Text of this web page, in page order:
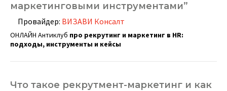
маркетинговыми инструментами”
Провайдер: ВИЗАВИ Консалт
ОНЛАЙН Антиклуб про рекрутинг и маркетинг в HR:
подходы, инструменты и кейсы
Что такое рекрутмент-маркетинг и как